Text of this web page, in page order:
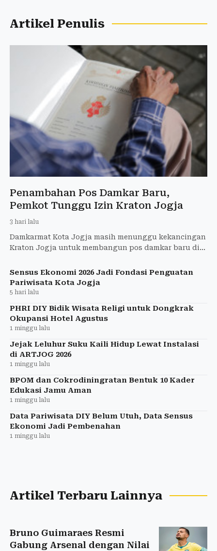
Artikel Penulis
Penambahan Pos Damkar Baru,
Pemkot Tunggu Izin Kraton Jogja
3 hari lalu
Damkarmat Kota Jogja masih menunggu kekancingan
Kraton Jogja untuk membangun pos damkar baru di
Sensus Ekonomi 2026 Jadi Fondasi Penguatan
Pariwisata Kota Jogja
5 hari lalu
PHRI DIY Bidik Wisata Religi untuk Dongkrak
Okupansi Hotel Agustus
1 minggu lalu
Jejak Leluhur Suku Kaili Hidup Lewat Instalasi
di ARTJOG 2026
1 minggu lalu
BPOM dan Cokrodiningratan Bentuk 10 Kader
Edukasi Jamu Aman
1 minggu lalu
Data Pariwisata DIY Belum Utuh, Data Sensus
Ekonomi Jadi Pembenahan
1 minggu lalu
Artikel Terbaru Lainnya
Bruno Guimaraes Resmi
Gabung Arsenal dengan Nilai